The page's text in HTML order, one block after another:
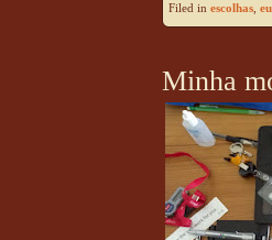
Filed in escolhas eu
Minha